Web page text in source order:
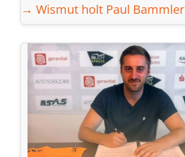
→ Wismut holt Paul Bammler